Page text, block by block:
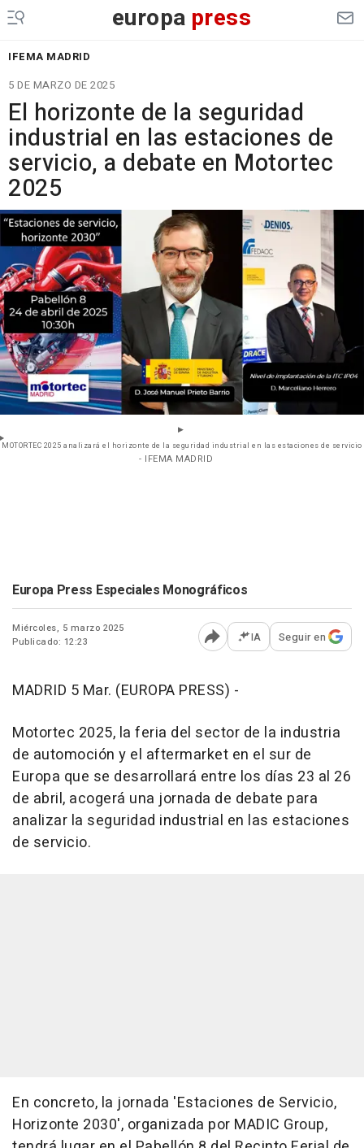
europa press
IFEMA MADRID
5 DE MARZO DE 2025
El horizonte de la seguridad
industrial en las estaciones de
servicio, a debate en Motortec
2025
MOTORTEC 2025 analizará el horizonte de la seguridad industrial en las estaciones de servicio
- IFEMA MADRID
Europa Press Especiales Monográficos
Miércoles, 5 marzo 2025
Publicado: 12:23
Abrir opciones para
IA Seguir en
MADRID 5 Mar. (EUROPA PRESS) -
Motortec 2025, la feria del sector de la industria
de automoción y el aftermarket en el sur de
Europa que se desarrollará entre los días 23 al 26
de abril, acogerá una jornada de debate para
analizar la seguridad industrial en las estaciones
de servicio.
En concreto, la jornada 'Estaciones de Servicio,
Horizonte 2030', organizada por MADIC Group,